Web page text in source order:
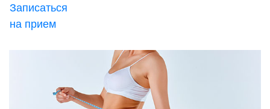
Записаться
на прием